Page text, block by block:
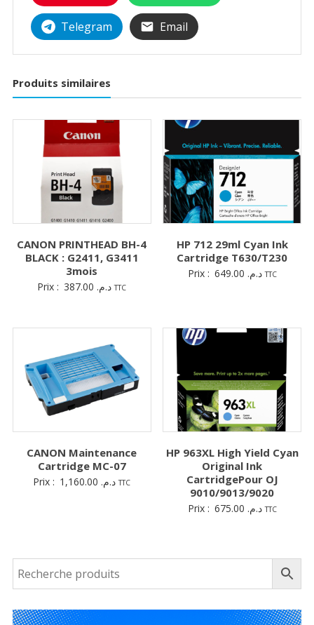
Telegram Email
Produits similaires
CANON PRINTHEAD BH-4
BLACK : G2411, G3411
3mois
Prix : د.م. TTC
HP 712 29ml Cyan Ink
Cartridge T630/T230
Prix : د.م. TTC
CANON Maintenance
Cartridge MC-07
Prix : د.م. TTC
HP 963XL High Yield Cyan
Original Ink
CartridgePour OJ
9010/9013/9020
Prix : د.م. TTC